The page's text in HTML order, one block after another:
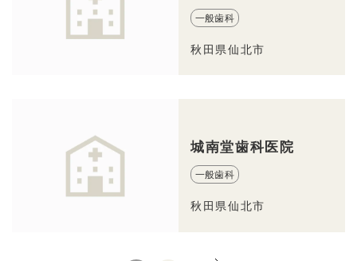
一般歯科
秋田県仙北市
城南堂歯科医院
一般歯科
秋田県仙北市